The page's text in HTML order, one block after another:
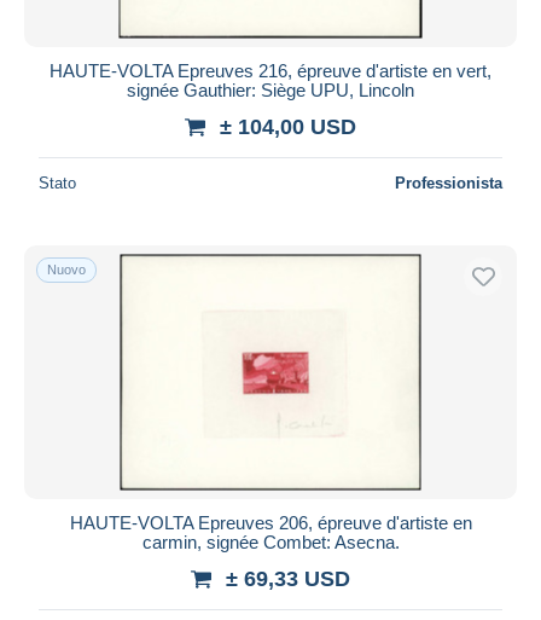
HAUTE-VOLTA Epreuves 216, épreuve d'artiste en vert,
signée Gauthier: Siège UPU, Lincoln
± 104,00 USD
Stato Professionista
Nuovo
HAUTE-VOLTA Epreuves 206, épreuve d'artiste en
carmin, signée Combet: Asecna.
± 69,33 USD